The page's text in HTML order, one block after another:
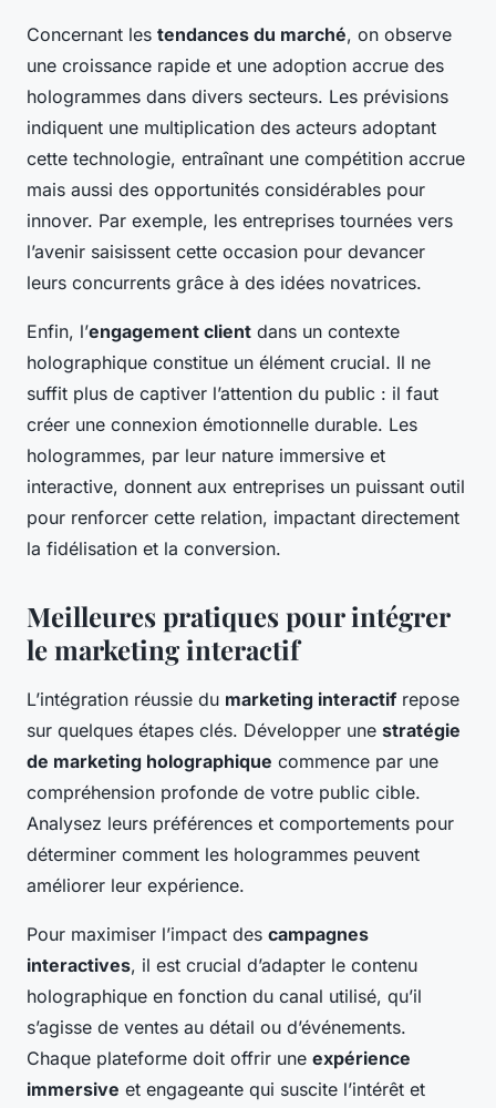
Concernant les tendances du marché, on observe
une croissance rapide et une adoption accrue des
hologrammes dans divers secteurs. Les prévisions
indiquent une multiplication des acteurs adoptant
cette technologie, entraînant une compétition accrue
mais aussi des opportunités considérables pour
innover. Par exemple, les entreprises tournées vers
l’avenir saisissent cette occasion pour devancer
leurs concurrents grâce à des idées novatrices.
Enfin, l’engagement client dans un contexte
holographique constitue un élément crucial. Il ne
suffit plus de captiver l’attention du public : il faut
créer une connexion émotionnelle durable. Les
hologrammes, par leur nature immersive et
interactive, donnent aux entreprises un puissant outil
pour renforcer cette relation, impactant directement
la fidélisation et la conversion.
Meilleures pratiques pour intégrer
le marketing interactif
L’intégration réussie du marketing interactif repose
sur quelques étapes clés. Développer une stratégie
de marketing holographique commence par une
compréhension profonde de votre public cible.
Analysez leurs préférences et comportements pour
déterminer comment les hologrammes peuvent
améliorer leur expérience.
Pour maximiser l’impact des campagnes
interactives, il est crucial d’adapter le contenu
holographique en fonction du canal utilisé, qu’il
s’agisse de ventes au détail ou d’événements.
Chaque plateforme doit offrir une expérience
immersive et engageante qui suscite l’intérêt et